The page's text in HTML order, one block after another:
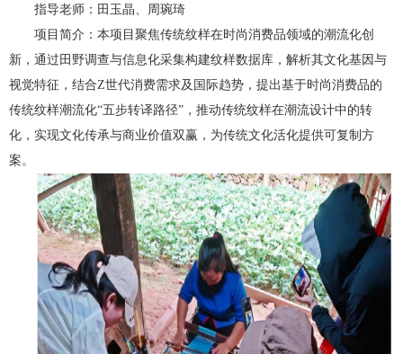
指导老师：田玉晶、周琬琦
项目简介：本项目聚焦传统纹样在时尚消费品领域的潮流化创
新，通过田野调查与信息化采集构建纹样数据库，解析其文化基因与
视觉特征，结合Z世代消费需求及国际趋势，提出基于时尚消费品的
传统纹样潮流化“五步转译路径”，推动传统纹样在潮流设计中的转
化，实现文化传承与商业价值双赢，为传统文化活化提供可复制方
案。